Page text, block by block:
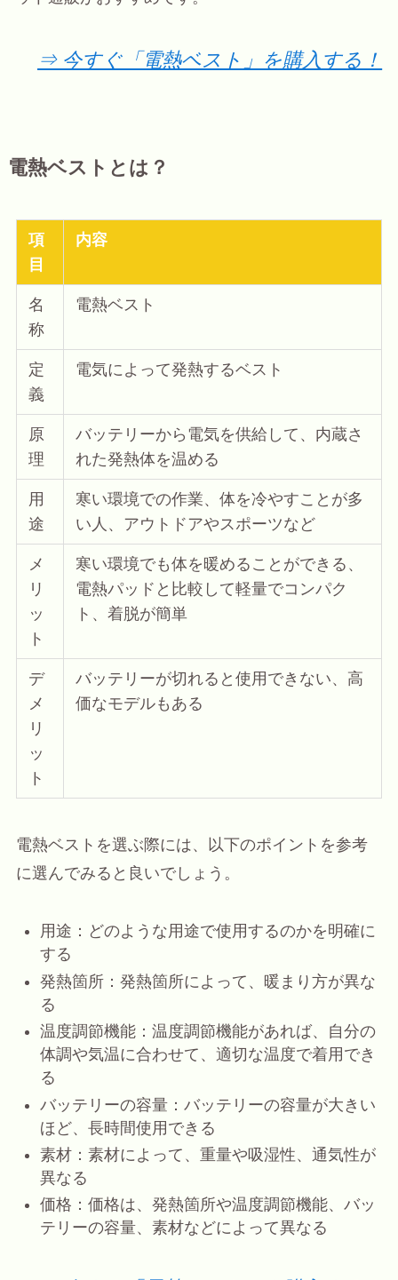
⇒ 今すぐ「電熱ベスト」を購入する！
電熱ベストとは？
項
目
内容
名
称
電熱ベスト
定
義
電気によって発熱するベスト
原
理
バッテリーから電気を供給して、内蔵さ
れた発熱体を温める
用
途
寒い環境での作業、体を冷やすことが多
い人、アウトドアやスポーツなど
メ
リ
ッ
ト
寒い環境でも体を暖めることができる、
電熱パッドと比較して軽量でコンパク
ト、着脱が簡単
デ
メ
リ
ッ
ト
バッテリーが切れると使用できない、高
価なモデルもある
電熱ベストを選ぶ際には、以下のポイントを参考
に選んでみると良いでしょう。
用途：どのような用途で使用するのかを明確に
する
発熱箇所：発熱箇所によって、暖まり方が異な
る
温度調節機能：温度調節機能があれば、自分の
体調や気温に合わせて、適切な温度で着用でき
る
バッテリーの容量：バッテリーの容量が大きい
ほど、長時間使用できる
素材：素材によって、重量や吸湿性、通気性が
異なる
価格：価格は、発熱箇所や温度調節機能、バッ
テリーの容量、素材などによって異なる